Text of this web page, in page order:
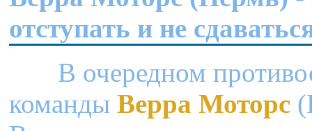
отступать и не
В очередном
команды Верра Моторс